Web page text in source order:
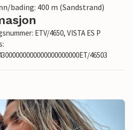
bading: 400 m (Sandstrand)
ETV/4650, VISTA ES P
46503